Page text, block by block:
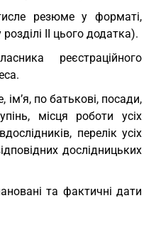
резюме у форматі,
II цього додатка).
реєстраційного
по батькові, посади,
місця роботи усіх
перелік усіх
дослідницьких
та фактичні дати